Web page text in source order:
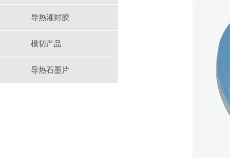
导热灌封胶
模切产品
导热石墨片